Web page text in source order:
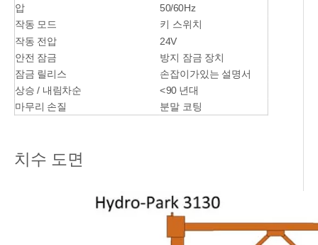
압
50/60Hz
작동 모드
키 스위치
작동 전압
24V
안전 잠금
방지 잠금 장치
잠금 릴리스
손잡이가있는 설명서
상승 / 내림차순
<90 년대
마무리 손질
분말 코팅
치수 도면